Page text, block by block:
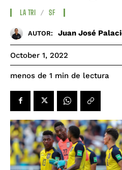
LA TRI SF
AUTOR: Juan José
October 1, 2022
menos de 1 min de lectura